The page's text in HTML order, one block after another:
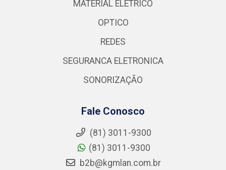
MATERIAL ELETRICO
OPTICO
REDES
SEGURANCA ELETRONICA
SONORIZAÇÃO
Fale Conosco
(81) 3011-9300
(81) 3011-9300
b2b@kgmlan.com.br